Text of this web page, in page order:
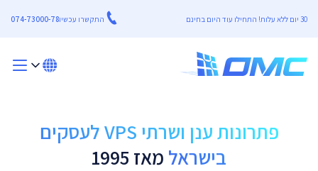
30 יום ללא עלות! התחילו עוד היום בחינם התקשרו עכשיו074-73000-78
פתרונות ענן ושרתי VPS לעסקים
בישראל מאז 1995